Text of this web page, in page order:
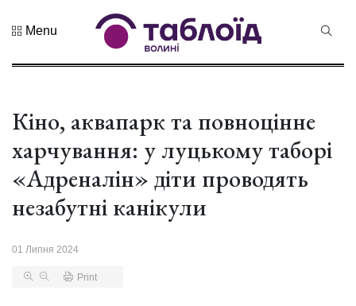
Не пропустіть
нацгварді...
265 переглядів
Гороскоп на
серпень для
всіх знаків
зоді...
02 Серпня 2026
588 переглядів
Menu
Кіно, аквапарк та повноцінне
харчування: у луцькому таборі
«Адреналін» діти проводять
незабутні канікули
01 Липня 2024
Print